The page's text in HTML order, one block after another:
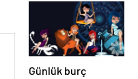
Günlük burç